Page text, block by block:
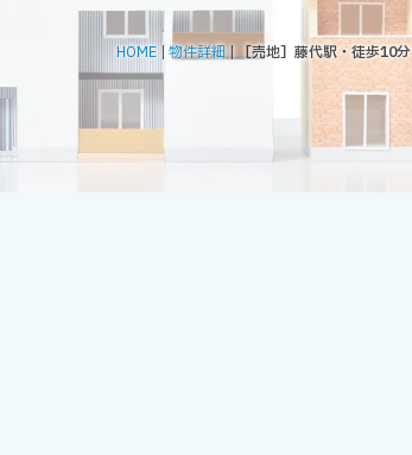
HOME | 物件詳細|［売地］藤代駅・徒歩10分